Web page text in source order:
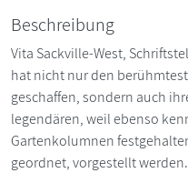
Beschreibung
Vita Sackville-West,
hat nicht nur den
geschaffen, sondern auch
legendären, weil ebenso
Gartenkolumnen
geordnet, vorgestellt